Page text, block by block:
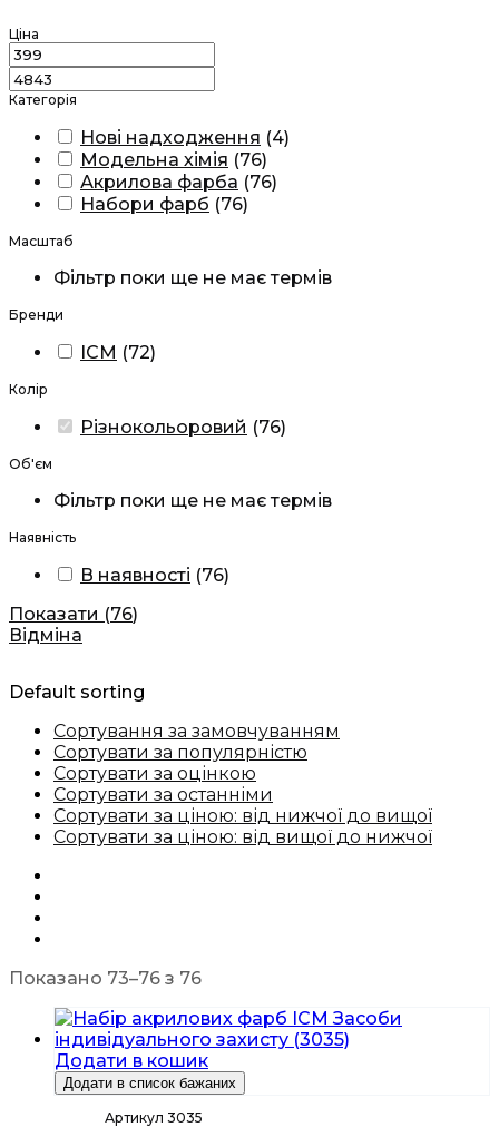
Ціна
Категорія
Нові надходження (4)
Модельна хімія (76)
Акрилова фарба (76)
Набори фарб (76)
Масштаб
Фільтр поки ще не має термів
Бренди
ICM (72)
Колір
Різнокольоровий (76)
Об'єм
Фільтр поки ще не має термів
Наявність
В наявності (76)
Показати (76)
Відміна
Default sorting
Сортування за замовчуванням
Сортувати за популярністю
Сортувати за оцінкою
Сортувати за останніми
Сортувати за ціною: від нижчої до вищої
Сортувати за ціною: від вищої до нижчої
Показано 73–76 з 76
Додати в кошик
Додати в список бажаних
Артикул 3035